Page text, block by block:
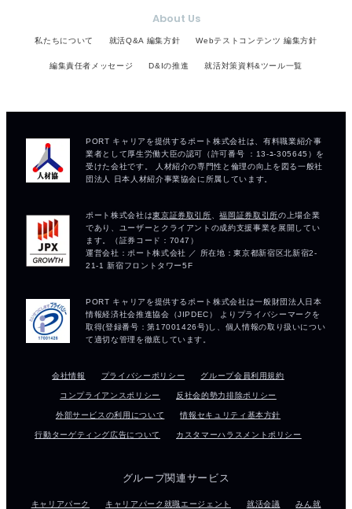
About Us
私たちについて 就活Q&A 編集方針 Webテストコンテンツ 編集方針
編集責任者メッセージ D&Iの推進 就活対策資料&ツール一覧
会社情報 プライバシーポリシー グループ会員利用規約
コンプライアンスポリシー 反社会的勢力排除ポリシー
外部サービスの利用について 情報セキュリティ基本方針
行動ターゲティング広告について カスタマーハラスメントポリシー